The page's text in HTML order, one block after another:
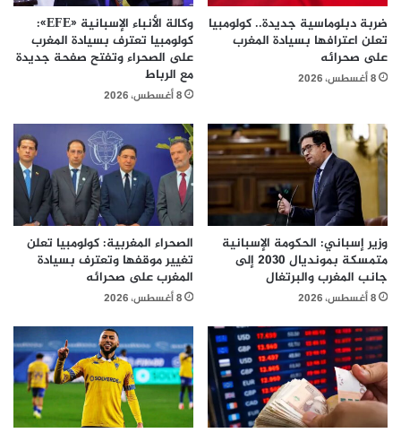
ضربة دبلوماسية جديدة.. كولومبيا
تعلن اعترافها بسيادة المغرب
على صحرائه
8 أغسطس، 2026
وكالة الأنباء الإسبانية «EFE»:
كولومبيا تعترف بسيادة المغرب
على الصحراء وتفتح صفحة جديدة
مع الرباط
8 أغسطس، 2026
وزير إسباني: الحكومة الإسبانية
متمسكة بمونديال 2030 إلى
جانب المغرب والبرتغال
8 أغسطس، 2026
الصحراء المغربية: كولومبيا تعلن
تغيير موقفها وتعترف بسيادة
المغرب على صحرائه
8 أغسطس، 2026